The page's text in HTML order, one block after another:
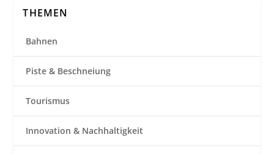
THEMEN
Bahnen
Piste & Beschneiung
Tourismus
Innovation & Nachhaltigkeit